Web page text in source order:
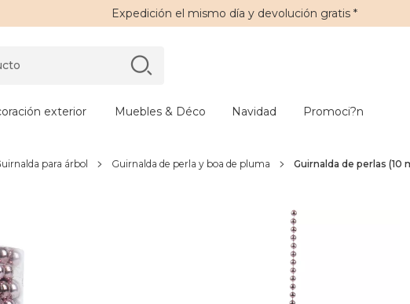
Expedición el mismo día y devolución gratis*
exterior Muebles & Déco Navidad Promoci?n
para árbol Guirnalda de perla y boa de pluma Guirnalda de perlas (10